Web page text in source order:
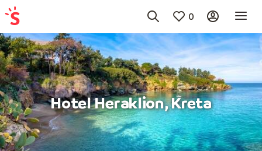
0
Hotel Heraklion, Kreta